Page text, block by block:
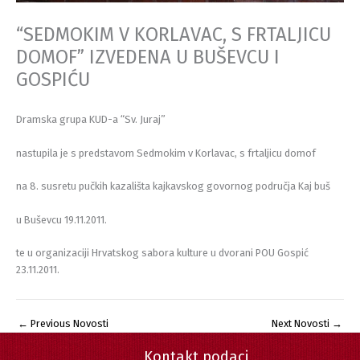
“SEDMOKIM V KORLAVAC, S FRTALJICU
DOMOF” IZVEDENA U BUŠEVCU I
GOSPIĆU
Dramska grupa KUD-a “Sv. Juraj”
nastupila je s predstavom Sedmokim v Korlavac, s frtaljicu domof
na 8. susretu pučkih kazališta kajkavskog govornog područja Kaj buš
u Buševcu 19.11.2011.
te u organizaciji Hrvatskog sabora kulture u dvorani POU Gospić
23.11.2011.
← Previous Novosti Next Novosti →